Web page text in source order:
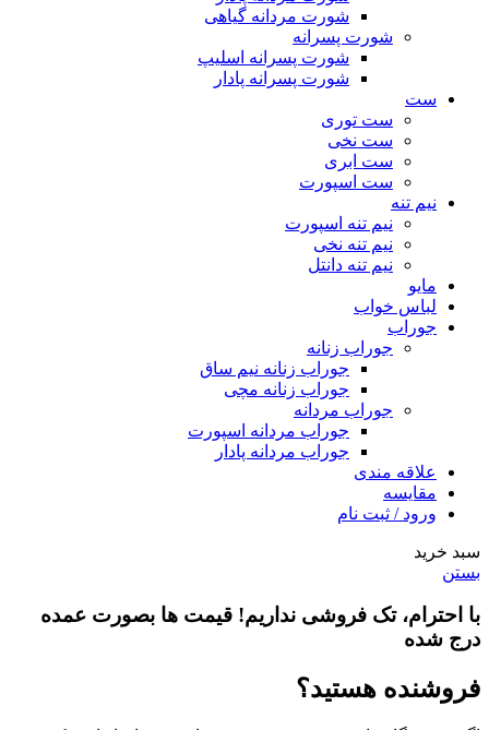
شورت مردانه گیاهی
شورت پسرانه
شورت پسرانه اسلیپ
شورت پسرانه پادار
ست
ست توری
ست نخی
ست ابری
ست اسپورت
نیم تنه
نیم تنه اسپورت
نیم تنه نخی
نیم تنه دانتل
مایو
لباس خواب
جوراب
جوراب زنانه
جوراب زنانه نیم ساق
جوراب زنانه مچی
جوراب مردانه
جوراب مردانه اسپورت
جوراب مردانه پادار
علاقه مندی
مقایسه
ورود / ثبت نام
سبد خرید
بستن
با احترام، تک فروشی نداریم! قیمت ها بصورت عمده
درج شده
فروشنده هستید؟